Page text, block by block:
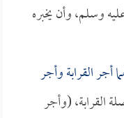
وسلم، وأن يخبره
أجر القرابة وأجر
القرابة، (وأجر